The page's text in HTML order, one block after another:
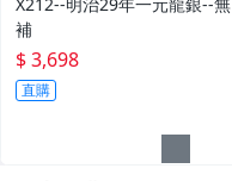
補
$ 3,698
直購